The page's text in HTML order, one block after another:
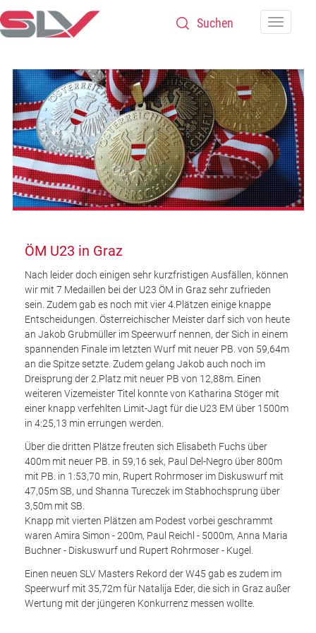
Zum Inhalt
ÖM U23 in Graz
Nach leider doch einigen sehr kurzfristigen Ausfällen, können
wir mit 7 Medaillen bei der U23 ÖM in Graz sehr zufrieden
sein. Zudem gab es noch mit vier 4.Plätzen einige knappe
Entscheidungen. Österreichischer Meister darf sich von heute
an Jakob Grubmüller im Speerwurf nennen, der Sich in einem
spannenden Finale im letzten Wurf mit neuer PB. von 59,64m
an die Spitze setzte. Zudem gelang Jakob auch noch im
Dreisprung der 2.Platz mit neuer PB von 12,88m. Einen
weiteren Vizemeister Titel konnte von Katharina Stöger mit
einer knapp verfehlten Limit-Jagt für die U23 EM über 1500m
in 4:25,13 min errungen werden.
Über die dritten Plätze freuten sich Elisabeth Fuchs über
400m mit neuer PB. in 59,16 sek, Paul Del-Negro über 800m
mit PB. in 1:53,70 min, Rupert Rohrmoser im Diskuswurf mit
47,05m SB, und Shanna Tureczek im Stabhochsprung über
3,50m mit SB.
Knapp mit vierten Plätzen am Podest vorbei geschrammt
waren Amira Simon - 200m, Paul Reichl - 5000m, Anna Maria
Buchner - Diskuswurf und Rupert Rohrmoser - Kugel.
Einen neuen SLV Masters Rekord der W45 gab es zudem im
Speerwurf mit 35,72m für Natalija Eder, die sich in Graz außer
Wertung mit der jüngeren Konkurrenz messen wollte.